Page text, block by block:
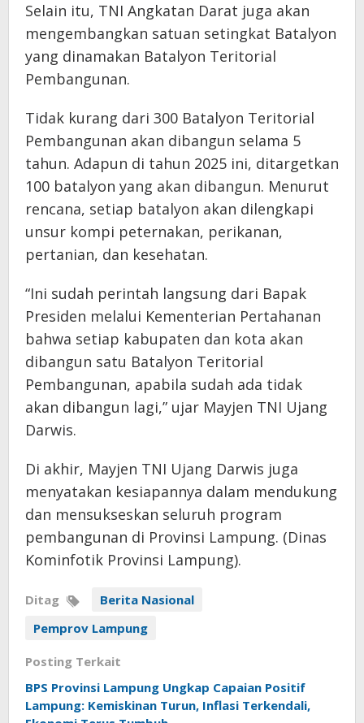
Selain itu, TNI Angkatan Darat juga akan
mengembangkan satuan setingkat Batalyon
yang dinamakan Batalyon Teritorial
Pembangunan.
Tidak kurang dari 300 Batalyon Teritorial
Pembangunan akan dibangun selama 5
tahun. Adapun di tahun 2025 ini, ditargetkan
100 batalyon yang akan dibangun. Menurut
rencana, setiap batalyon akan dilengkapi
unsur kompi peternakan, perikanan,
pertanian, dan kesehatan.
“Ini sudah perintah langsung dari Bapak
Presiden melalui Kementerian Pertahanan
bahwa setiap kabupaten dan kota akan
dibangun satu Batalyon Teritorial
Pembangunan, apabila sudah ada tidak
akan dibangun lagi,” ujar Mayjen TNI Ujang
Darwis.
Di akhir, Mayjen TNI Ujang Darwis juga
menyatakan kesiapannya dalam mendukung
dan mensukseskan seluruh program
pembangunan di Provinsi Lampung. (Dinas
Kominfotik Provinsi Lampung).
Ditag
Berita Nasional
Pemprov Lampung
Posting Terkait
BPS Provinsi Lampung Ungkap Capaian Positif
Lampung: Kemiskinan Turun, Inflasi Terkendali,